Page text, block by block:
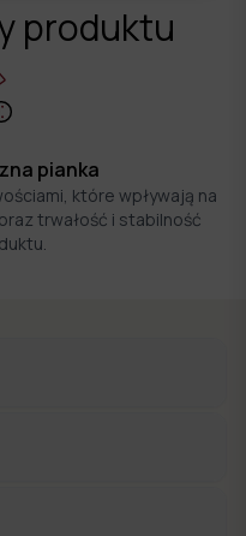
produktu
pianka
które wpływają na
trwałość i stabilność